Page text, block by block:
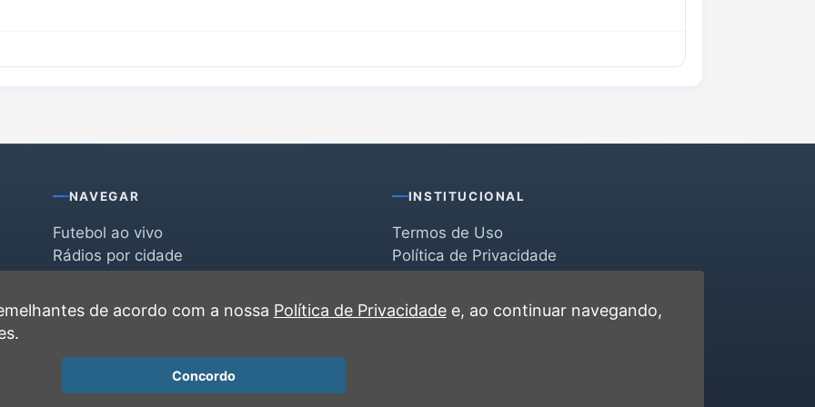
NAVEGAR
Futebol ao vivo
Rádios por cidade
Favoritas
Recentes
INSTITUCIONAL
Termos de Uso
Política de Privacidade
Contato
de acordo com a nossa Política de Privacidadee, ao continuar navegando,
Concordo